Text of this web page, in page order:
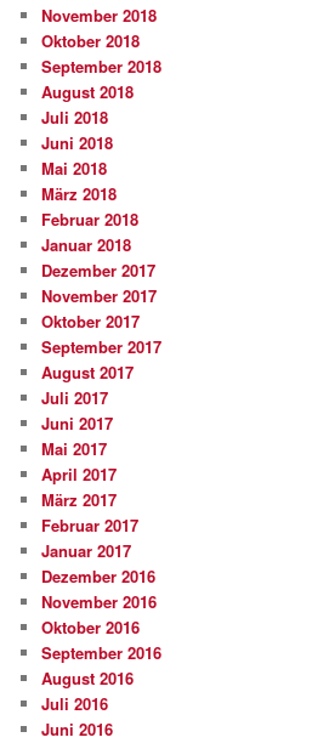
November 2018
Oktober 2018
September 2018
August 2018
Juli 2018
Juni 2018
Mai 2018
März 2018
Februar 2018
Januar 2018
Dezember 2017
November 2017
Oktober 2017
September 2017
August 2017
Juli 2017
Juni 2017
Mai 2017
April 2017
März 2017
Februar 2017
Januar 2017
Dezember 2016
November 2016
Oktober 2016
September 2016
August 2016
Juli 2016
Juni 2016